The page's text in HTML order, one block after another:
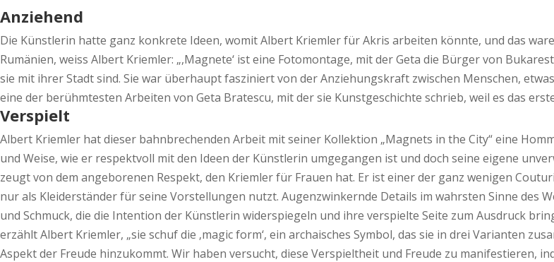
Anziehend
Die Künstlerin hatte ganz konkrete Ideen, womit Albert Kriemler für Akris arbeiten könnte, und das
Rumänien, weiss Albert Kriemler: „,Magnete‘ ist eine Fotomontage, mit der Geta die Bürger von
sie mit ihrer Stadt sind. Sie war überhaupt fasziniert von der Anziehungskraft zwischen Menschen,
eine der berühmtesten Arbeiten von Geta Bratescu, mit der sie Kunstgeschichte schrieb, weil es das
Verspielt
Albert Kriemler hat dieser bahnbrechenden Arbeit mit seiner Kollektion „Magnets in the City“ eine
und Weise, wie er respektvoll mit den Ideen der Künstlerin umgegangen ist und doch seine eigene
zeugt von dem angeborenen Respekt, den Kriemler für Frauen hat. Er ist einer der ganz wenigen
nur als Kleiderständer für seine Vorstellungen nutzt. Augenzwinkernde Details im wahrsten Sinne des
und Schmuck, die die Intention der Künstlerin widerspiegeln und ihre verspielte Seite zum Ausdruck
erzählt Albert Kriemler, „sie schuf die ‚magic form‘, ein archaisches Symbol, das sie in drei Varianten
Aspekt der Freude hinzukommt. Wir haben versucht, diese Verspieltheit und Freude zu manifestieren,